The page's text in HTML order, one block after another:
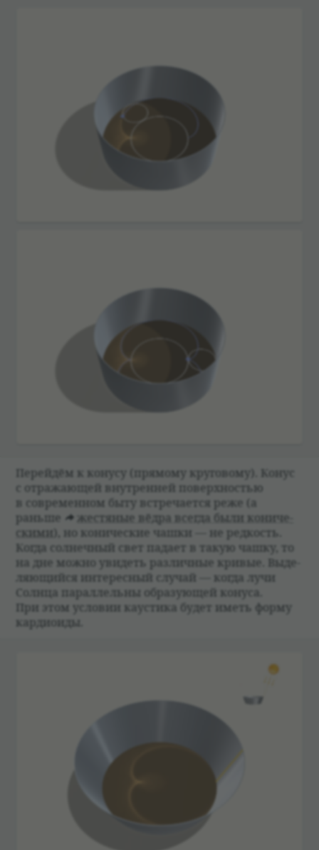
Перей­дём к конусу (прямому круго­вому). Конус
с отражающей внут­рен­ней поверх­но­стью
в современ­ном быту встре­ча­ется реже (а
раньше
жестя­ные вёдра все­гда были кони­че­
скими ), но кони­че­ские чашки — не ред­кость.
Когда сол­неч­ный свет падает в такую чашку, то
на дне можно уви­деть раз­лич­ные кри­вые. Выде­
ляющийся инте­рес­ный слу­чай — когда лучи
Солнца парал­лельны обра­зующей конуса.
При этом усло­вии кау­стика будет иметь форму
кар­дио­иды.